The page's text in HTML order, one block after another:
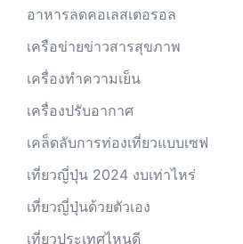
อาหารลดคอเลสเตอรอล
เครือข่ายข่าวสารสุขภาพ
เครื่องทำความเย็น
เครื่องปรับอากาศ
เคล็ดลับการท่องเที่ยวแบบเซฟ
เที่ยวญี่ปุ่น 2024 งบเท่าไหร่
เที่ยวญี่ปุ่นด้วยตัวเอง
เที่ยวประเทศไหนดี